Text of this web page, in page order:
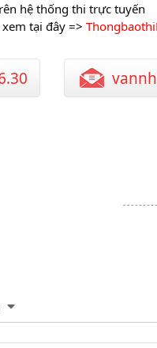
hệ thống thi trực tuyến
tại đây =>